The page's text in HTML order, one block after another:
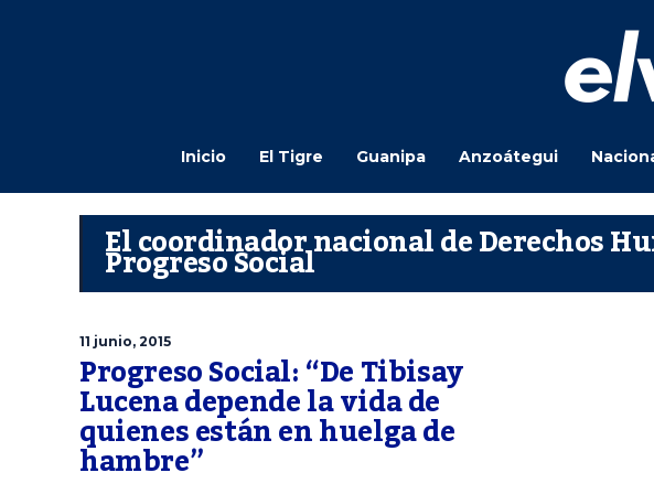
Inicio El Tigre Guanipa Anzoátegui
El coordinador nacional de Derechos
Progreso Social
11 junio, 2015
Progreso Social: “De Tibisay
Lucena depende la vida de
quienes están en huelga de
hambre”